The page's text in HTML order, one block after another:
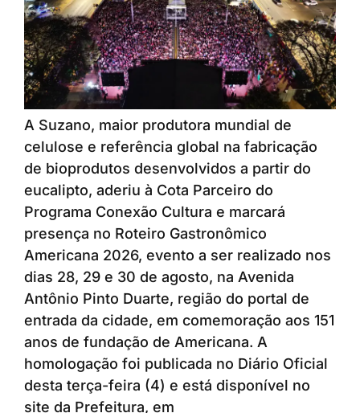
A Suzano, maior produtora mundial de
celulose e referência global na fabricação
de bioprodutos desenvolvidos a partir do
eucalipto, aderiu à Cota Parceiro do
Programa Conexão Cultura e marcará
presença no Roteiro Gastronômico
Americana 2026, evento a ser realizado nos
dias 28, 29 e 30 de agosto, na Avenida
Antônio Pinto Duarte, região do portal de
entrada da cidade, em comemoração aos 151
anos de fundação de Americana. A
homologação foi publicada no Diário Oficial
desta terça-feira (4) e está disponível no
site da Prefeitura, em